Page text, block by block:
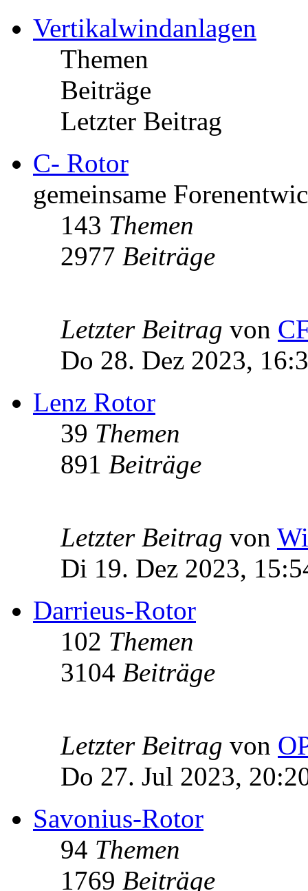
Vertikalwindanlagen
Themen
Beiträge
Letzter Beitrag
C- Rotor
gemeinsame
143 Themen
2977 Beiträge
Letzter Beitrag von
Do 28. Dez 2023,
Lenz Rotor
39 Themen
891 Beiträge
Letzter Beitrag von
Di 19. Dez 2023,
Darrieus-Rotor
102 Themen
3104 Beiträge
Letzter Beitrag von
Do 27. Jul 2023,
Savonius-Rotor
94 Themen
1769 Beiträge